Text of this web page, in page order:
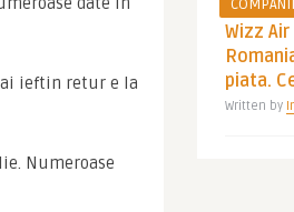
ieftin retur e la
Numeroase
Wizz
piata.
Written by